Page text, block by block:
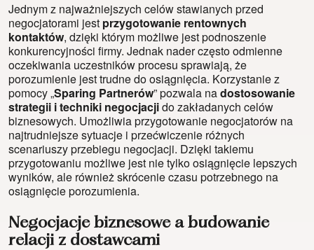
Jednym z najważniejszych celów stawianych przed
negocjatorami jest przygotowanie rentownych
kontaktów, dzięki którym możliwe jest podnoszenie
konkurencyjności firmy. Jednak nader często odmienne
oczekiwania uczestników procesu sprawiają, że
porozumienie jest trudne do osiągnięcia. Korzystanie z
pomocy „Sparing Partnerów” pozwala nadostosowanie
strategii i techniki negocjacjido zakładanych celów
biznesowych. Umożliwia przygotowanie negocjatorów na
najtrudniejsze sytuacje i przećwiczenie różnych
scenariuszy przebiegu negocjacji. Dzięki takiemu
przygotowaniu możliwe jest nie tylko osiągnięcie lepszych
wyników, ale również skrócenie czasu potrzebnego na
osiągnięcie porozumienia.
Negocjacje biznesowe a budowanie
relacji z dostawcami